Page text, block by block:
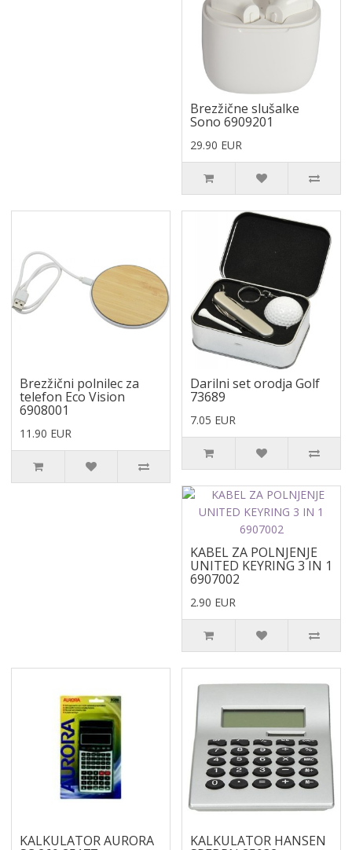
Brezžične slušalke
Sono 6909201
29.90 EUR
Brezžični polnilec za
telefon Eco Vision
6908001
11.90 EUR
Darilni set orodja Golf
73689
7.05 EUR
KABEL ZA POLNJENJE
UNITED KEYRING 3 IN 1
6907002
2.90 EUR
KALKULATOR AURORA KALKULATOR HANSEN